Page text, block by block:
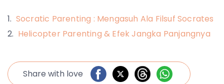
Socratic Parenting : Mengasuh Ala Filsuf Socrates
Helicopter Parenting & Efek Jangka Panjangnya
Share with love